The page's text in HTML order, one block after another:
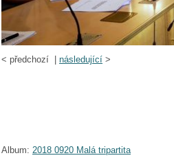
< předchozí | následující >
Album: 2018 0920 Malá tripartita